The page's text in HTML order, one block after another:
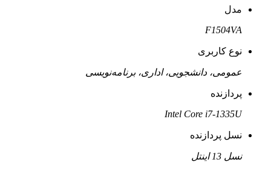
مدل
F1504VA
نوع کاربری
عمومی، دانشجویی، اداری، برنامه‌نویسی
پردازنده
Intel Core i7-1335U
نسل پردازنده
نسل 13 اینتل